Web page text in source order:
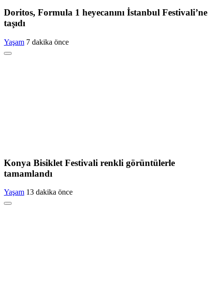
Doritos, Formula 1 heyecanını İstanbul Festivali’ne
taşıdı
Yaşam 7 dakika önce
Konya Bisiklet Festivali renkli görüntülerle
tamamlandı
Yaşam 13 dakika önce